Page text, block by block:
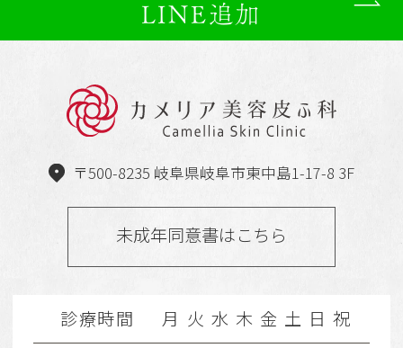
LINE追加
〒500-8235 岐阜県岐阜市東中島1-17-8 3F
未成年同意書はこちら
診療時間 月 火 水 木 金 土 日 祝